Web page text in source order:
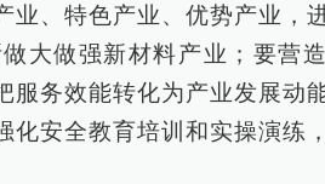
业、特色产业、优势产业，
大做强新材料产业；要营
务效能转化为产业发展动
安全教育培训和实操演练